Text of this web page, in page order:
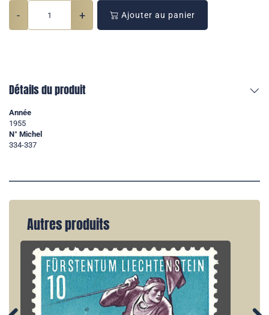
- + Ajouter au panier
Détails du produit
Année
1955
N° Michel
334-337
Autres produits